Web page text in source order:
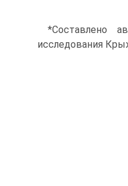
*Составлено
исследования